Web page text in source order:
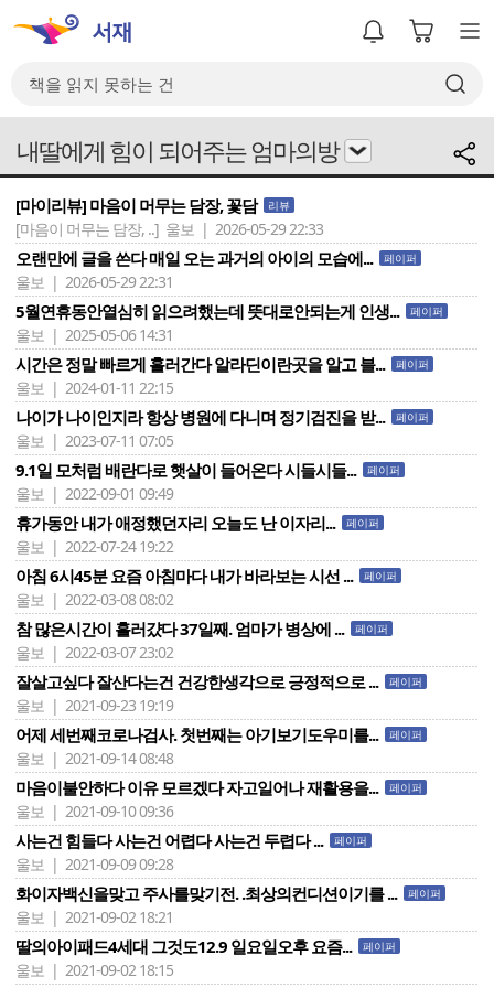
내딸에게 힘이 되어주는 엄마의방
[마이리뷰] 마음이 머무는 담장, 꽃담 리뷰
[마음이 머무는 담장, ..] 울보 | 2026-05-29 22:33
오랜만에 글을 쓴다 매일 오는 과거의 아이의 모습에... 페이퍼
울보 | 2026-05-29 22:31
5월연휴동안열심히 읽으려했는데 뜻대로안되는게 인생... 페이퍼
울보 | 2025-05-06 14:31
시간은 정말 빠르게 흘러간다 알라딘이란곳을 알고 블... 페이퍼
울보 | 2024-01-11 22:15
나이가 나이인지라 항상 병원에 다니며 정기검진을 받... 페이퍼
울보 | 2023-07-11 07:05
9.1일 모처럼 배란다로 햇살이 들어온다 시들시들... 페이퍼
울보 | 2022-09-01 09:49
휴가동안 내가 애정했던자리 오늘도 난 이자리... 페이퍼
울보 | 2022-07-24 19:22
아침 6시45분 요즘 아침마다 내가 바라보는 시선 ... 페이퍼
울보 | 2022-03-08 08:02
참 많은시간이 흘러걌다 37일째. 엄마가 병상에 ... 페이퍼
울보 | 2022-03-07 23:02
잘살고싶다 잘산다는건 건강한생각으로 긍정적으로 ... 페이퍼
울보 | 2021-09-23 19:19
어제 세번째코로나검사. 첫번째는 아기보기도우미를... 페이퍼
울보 | 2021-09-14 08:48
마음이불안하다 이유 모르겠다 자고일어나 재활용을... 페이퍼
울보 | 2021-09-10 09:36
사는건 힘들다 사는건 어렵다 사는건 두렵다 ... 페이퍼
울보 | 2021-09-09 09:28
화이자백신을맞고 주사를맞기전. .최상의컨디션이기를 ... 페이퍼
울보 | 2021-09-02 18:21
딸의아이패드4세대 그것도12.9 일요일오후 요즘... 페이퍼
울보 | 2021-09-02 18:15